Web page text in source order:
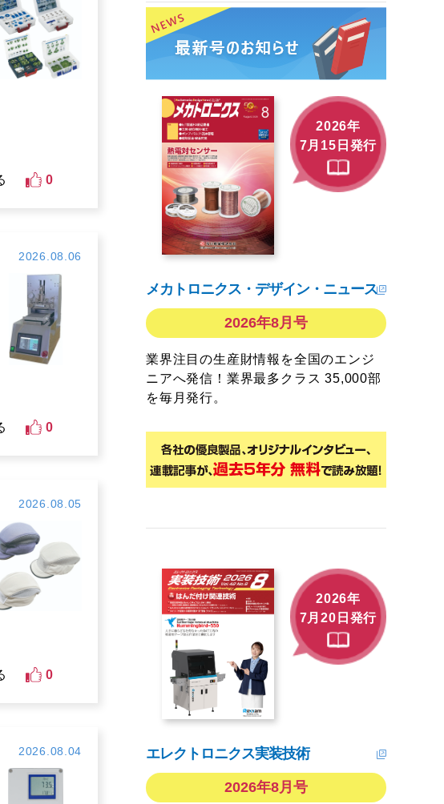
0
2026.08.06
0
2026.08.05
0
2026.08.04
2026年
7月15日発行
メカトロニクス・デザイン・ニュース
2026年8月号
業界注目の生産財情報を全国のエンジ
ニアへ発信！業界最多クラス 35,000部
を毎月発行。
2026年
7月20日発行
エレクトロニクス実装技術
2026年8月号